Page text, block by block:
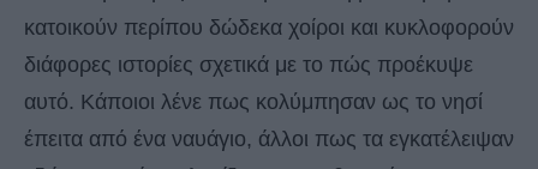
κατοικούν περίπου δώδεκα χοίροι και κυκλοφορούν
διάφορες ιστορίες σχετικά με το πώς προέκυψε
αυτό. Κάποιοι λένε πως κολύμπησαν ως το νησί
έπειτα από ένα ναυάγιο, άλλοι πως τα εγκατέλειψαν